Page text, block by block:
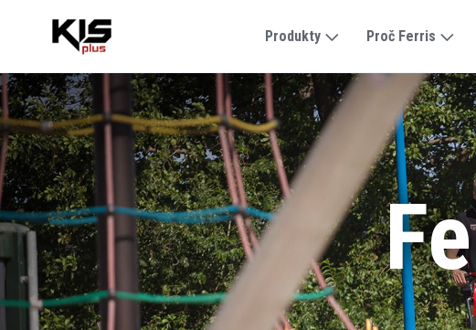
Produkty Proč Ferris